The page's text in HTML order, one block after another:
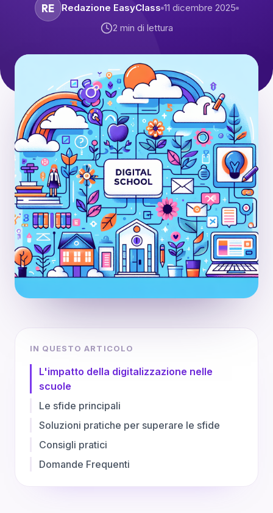
RE Redazione EasyClass 11 dicembre 2025
2 min di lettura
IN QUESTO ARTICOLO
L'impatto della digitalizzazione nelle
scuole
Le sfide principali
Soluzioni pratiche per superare le sfide
Consigli pratici
Domande Frequenti